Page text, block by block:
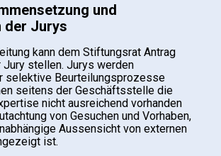
und
der Jurys
kann dem Stiftungsrat Antrag
Jury stellen. Jurys werden
selektive Beurteilungsprozesse
seitens der Geschäftsstelle die
nicht ausreichend vorhanden
von Gesuchen und Vorhaben,
Aussensicht von externen
ist.